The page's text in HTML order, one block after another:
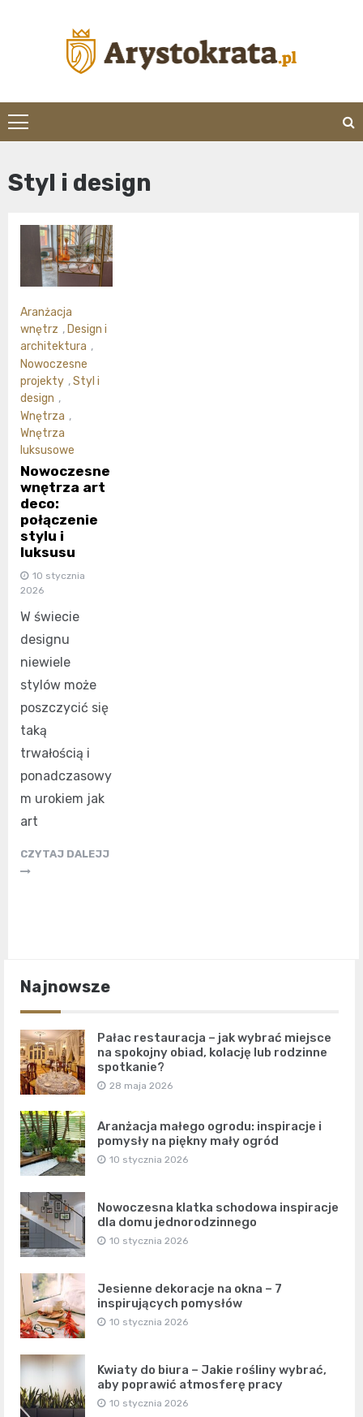
arystokrata.pl
Styl i design
Aranżacja
wnętrz , Design i
architektura ,
Nowoczesne
projekty ,Styl i
design ,
Wnętrza ,
Wnętrza
luksusowe
Nowoczesne
wnętrza art
deco:
połączenie
stylu i
luksusu
10 stycznia
2026
W świecie
designu
niewiele
stylów może
poszczycić się
taką
trwałością i
ponadczasowy
m urokiem jak
art
CZYTAJ DALEJJ
Najnowsze
Pałac restauracja – jak wybrać miejsce
na spokojny obiad, kolację lub rodzinne
spotkanie?
28 maja 2026
Aranżacja małego ogrodu: inspiracje i
pomysły na piękny mały ogród
10 stycznia 2026
Nowoczesna klatka schodowa inspiracje
dla domu jednorodzinnego
10 stycznia 2026
Jesienne dekoracje na okna – 7
inspirujących pomysłów
10 stycznia 2026
Kwiaty do biura – Jakie rośliny wybrać,
aby poprawić atmosferę pracy
10 stycznia 2026